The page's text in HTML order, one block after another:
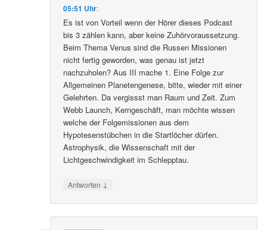
05:51 Uhr:
Es ist von Vorteil wenn der Hörer dieses Podcast
bis 3 zählen kann, aber keine Zuhörvoraussetzung.
Beim Thema Venus sind die Russen Missionen
nicht fertig geworden, was genau ist jetzt
nachzuholen? Aus III mache 1. Eine Folge zur
Allgemeinen Planetengenese, bitte, wieder mit einer
Gelehrten. Da vergissst man Raum und Zeit. Zum
Webb Launch, Kerngeschäft, man möchte wissen
welche der Folgemissionen aus dem
Hypotesenstübchen in die Startlöcher dürfen.
Astrophysik, die Wissenschaft mit der
Lichtgeschwindigkeit im Schlepptau.
Antworten ↓